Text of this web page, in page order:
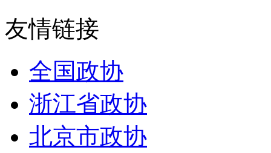
友情链接
全国政协
浙江省政协
北京市政协